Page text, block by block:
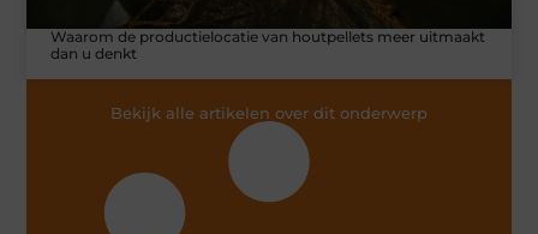
Waarom de productielocatie van houtpellets meer uitmaakt
dan u denkt
Bekijk alle artikelen over dit onderwerp